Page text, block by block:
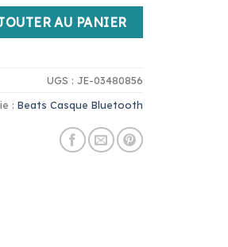
bluetooth
AU PANIER
UGS : JE-03480856
: Beats Casque Bluetooth